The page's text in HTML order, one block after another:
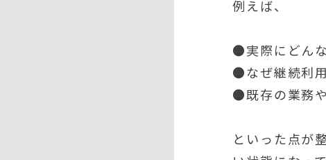
例えば、
●実際にどん
●なぜ継続利
●既存の業務
といった点が